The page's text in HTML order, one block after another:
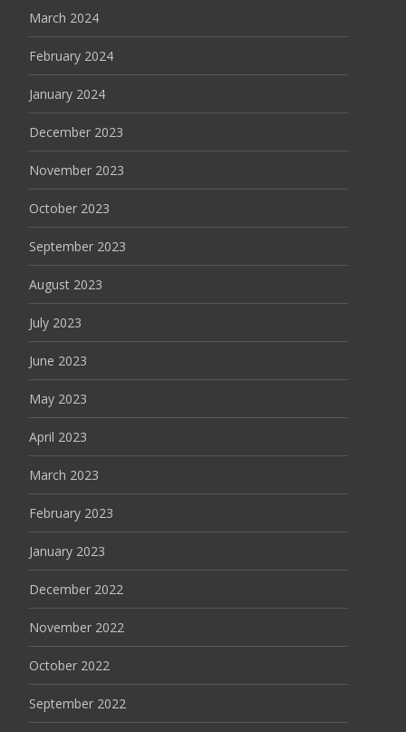
March 2024
February 2024
January 2024
December 2023
November 2023
October 2023
September 2023
August 2023
July 2023
June 2023
May 2023
April 2023
March 2023
February 2023
January 2023
December 2022
November 2022
October 2022
September 2022